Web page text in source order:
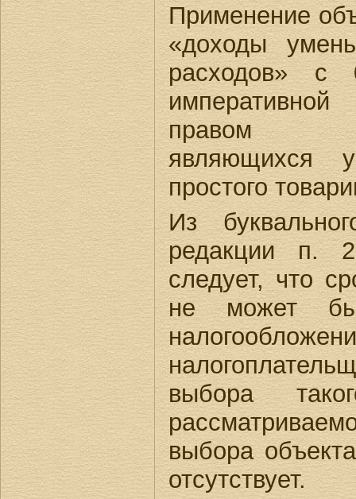
Применение
«доходы
расходов» с
правом
являющихся
простого
Из
редакции п.
следует, что
не может
выбора
выбора
отсутствует.